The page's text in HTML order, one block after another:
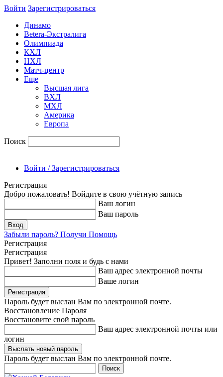
Войти Зарегиcтрироваться
Динамо
Betera-Экстралига
Олимпиада
КХЛ
НХЛ
Матч-центр
Еще
Высшая лига
ВХЛ
МХЛ
Америка
Европа
Поиск
Войти / Зарегистрироваться
Регистрация
Добро пожаловать! Войдите в свою учётную запись
Ваш логин
Ваш пароль
Забыли пароль? Получи Помощь
Регистрация
Регистрация
Привет! Заполни поля и будь с нами
Ваш адрес электронной почты
Ваше логин
Пароль будет выслан Вам по электронной почте.
Восстановление Пароля
Восстановите свой пароль
Ваш адрес электронной почты или
логин
Пароль будет выслан Вам по электронной почте.